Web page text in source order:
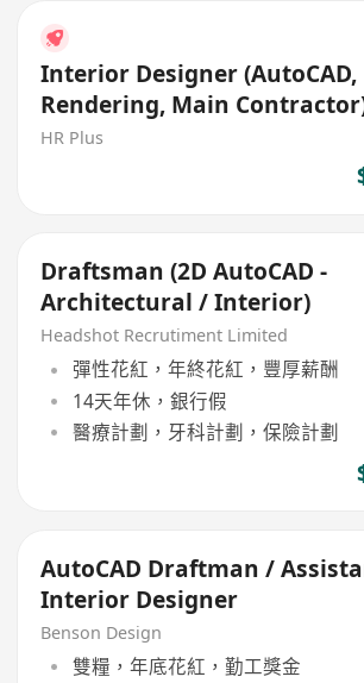
Interior Designer (AutoCAD,
Rendering, Main
HR Plus
Draftsman (2D AutoCAD -
Architectural / Interior)
Headshot Recrutiment Limited
彈性花紅，年終花紅，豐厚薪酬
14天年休，銀行假
醫療計劃，牙科計劃，保險計劃
AutoCAD Draftman /
Interior Designer
Benson Design
雙糧，年底花紅，勤工獎金